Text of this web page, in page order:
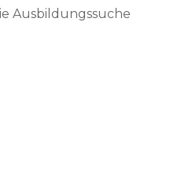
Ausbildungssuche